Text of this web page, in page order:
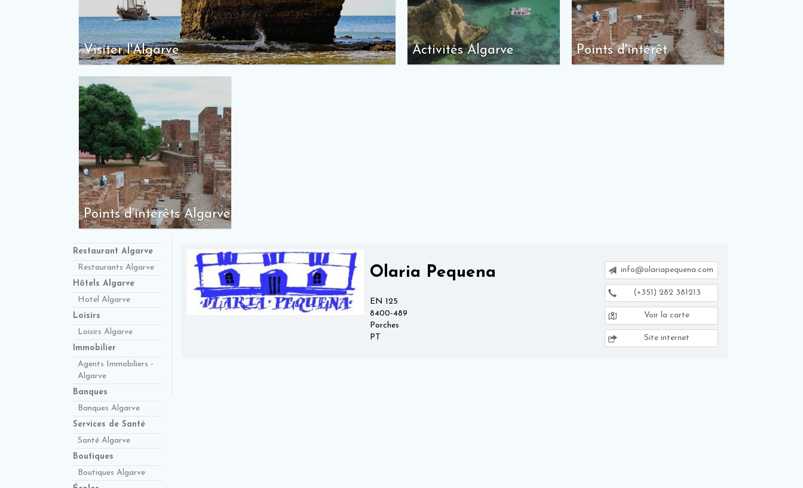
Visiter l'Algarve Activités Algarve Points d'intérêt
Points d’intérêts Algarve
Restaurant Algarve
Restaurants Algarve
Hôtels Algarve
Hotel Algarve
Loisirs
Loisirs Algarve
Immobilier
Agents Immobiliers -
Algarve
Banques
Banques Algarve
Services de Santé
Santé Algarve
Boutiques
Boutiques Algarve
Olaria Pequena
EN 125
8400-489
Porches
PT
info@olariapequena.com
(+351) 282 381213
Voir la carte
Site internet